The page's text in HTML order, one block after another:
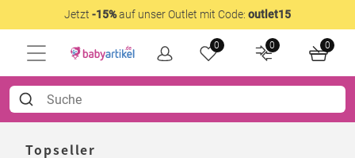
Jetzt -15%auf unser Outlet mit Code: outlet15
0 0 0
Topseller